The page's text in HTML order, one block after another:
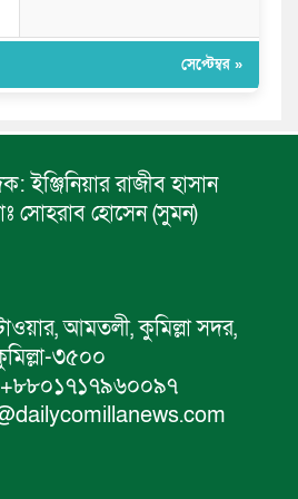
সেপ্টেম্বর »
ইঞ্জিনিয়ার রাজীব হাসান
সোহরাব হোসেন (সুমন)
আমতলী, কুমিল্লা সদর,
৩৫০০
+৮৮০১৭১৭৯৬০০৯৭